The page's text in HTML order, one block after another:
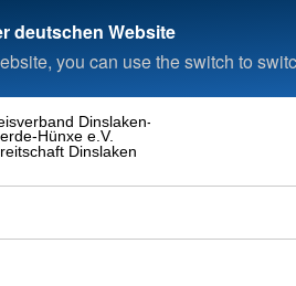
deutschen Website
you can use the switch to
Dinslaken
Hünxe e.V.
Dinslaken-